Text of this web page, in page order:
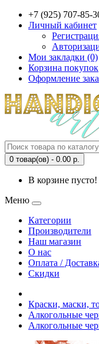
+7 (925) 707-85-
Личный кабинет
Мои закладки (0)
Корзина покупок
Оформление
0 товар(ов) - 0.00 р.
В корзине пусто!
Меню
Категории
Производители
Наш магазин
О нас
Оплата /
Скидки
Краски, маски,
Алкогольные
Алкогольные